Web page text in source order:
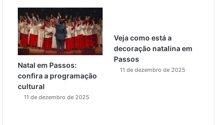
Natal em Passos:
confira a programação
cultural
11 de dezembro de 2025
Veja como está a
decoração natalina em
Passos
11 de dezembro de 2025